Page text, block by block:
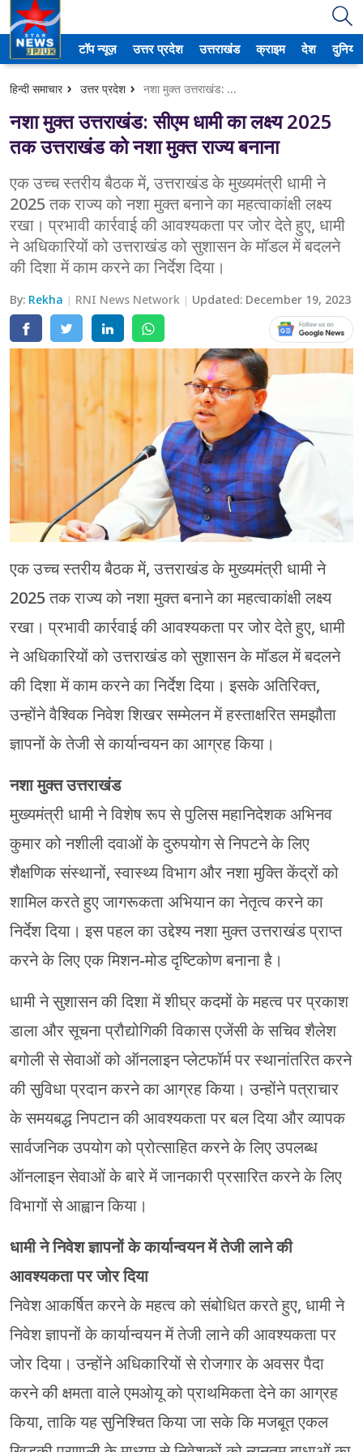
टॉप न्यूज़ उत्तर प्रदेश उत्तराखंड क्राइम देश दुनिया
हिन्दी समाचार उत्तर प्रदेश नशा मुक्त उत्तराखंड: सीएम धामी का लक्ष्य 2025 तक उत्तराखंड को नशा मुक्त राज्य बनाना
नशा मुक्त उत्तराखंड: सीएम धामी का लक्ष्य 2025
तक उत्तराखंड को नशा मुक्त राज्य बनाना
एक उच्च स्तरीय बैठक में, उत्तराखंड के मुख्यमंत्री धामी ने
2025 तक राज्य को नशा मुक्त बनाने का महत्वाकांक्षी लक्ष्य
रखा। प्रभावी कार्रवाई की आवश्यकता पर जोर देते हुए, धामी
ने अधिकारियों को उत्तराखंड को सुशासन के मॉडल में बदलने
की दिशा में काम करने का निर्देश दिया।
By: Rekha RNI News Network Updated: December 19, 2023
एक उच्च स्तरीय बैठक में, उत्तराखंड के मुख्यमंत्री धामी ने
2025 तक राज्य को नशा मुक्त बनाने का महत्वाकांक्षी लक्ष्य
रखा। प्रभावी कार्रवाई की आवश्यकता पर जोर देते हुए, धामी
ने अधिकारियों को उत्तराखंड को सुशासन के मॉडल में बदलने
की दिशा में काम करने का निर्देश दिया। इसके अतिरिक्त,
उन्होंने वैश्विक निवेश शिखर सम्मेलन में हस्ताक्षरित समझौता
ज्ञापनों के तेजी से कार्यान्वयन का आग्रह किया।
नशा मुक्त उत्तराखंड
मुख्यमंत्री धामी ने विशेष रूप से पुलिस महानिदेशक अभिनव
कुमार को नशीली दवाओं के दुरुपयोग से निपटने के लिए
शैक्षणिक संस्थानों, स्वास्थ्य विभाग और नशा मुक्ति केंद्रों को
शामिल करते हुए जागरूकता अभियान का नेतृत्व करने का
निर्देश दिया। इस पहल का उद्देश्य नशा मुक्त उत्तराखंड प्राप्त
करने के लिए एक मिशन-मोड दृष्टिकोण बनाना है।
धामी ने सुशासन की दिशा में शीघ्र कदमों के महत्व पर प्रकाश
डाला और सूचना प्रौद्योगिकी विकास एजेंसी के सचिव शैलेश
बगोली से सेवाओं को ऑनलाइन प्लेटफॉर्म पर स्थानांतरित करने
की सुविधा प्रदान करने का आग्रह किया। उन्होंने पत्राचार
के समयबद्ध निपटान की आवश्यकता पर बल दिया और व्यापक
सार्वजनिक उपयोग को प्रोत्साहित करने के लिए उपलब्ध
ऑनलाइन सेवाओं के बारे में जानकारी प्रसारित करने के लिए
विभागों से आह्वान किया।
धामी ने निवेश ज्ञापनों के कार्यान्वयन में तेजी लाने की
आवश्यकता पर जोर दिया
निवेश आकर्षित करने के महत्व को संबोधित करते हुए, धामी ने
निवेश ज्ञापनों के कार्यान्वयन में तेजी लाने की आवश्यकता पर
जोर दिया। उन्होंने अधिकारियों से रोजगार के अवसर पैदा
करने की क्षमता वाले एमओयू को प्राथमिकता देने का आग्रह
किया, ताकि यह सुनिश्चित किया जा सके कि मजबूत एकल
उत्तर प्रदेश
आगरा
कानपुर
प्रयागराज
मेरठ
उत्तराखंड
चंपावत
नैनीताल
बागेश्वर
हरिद्वार